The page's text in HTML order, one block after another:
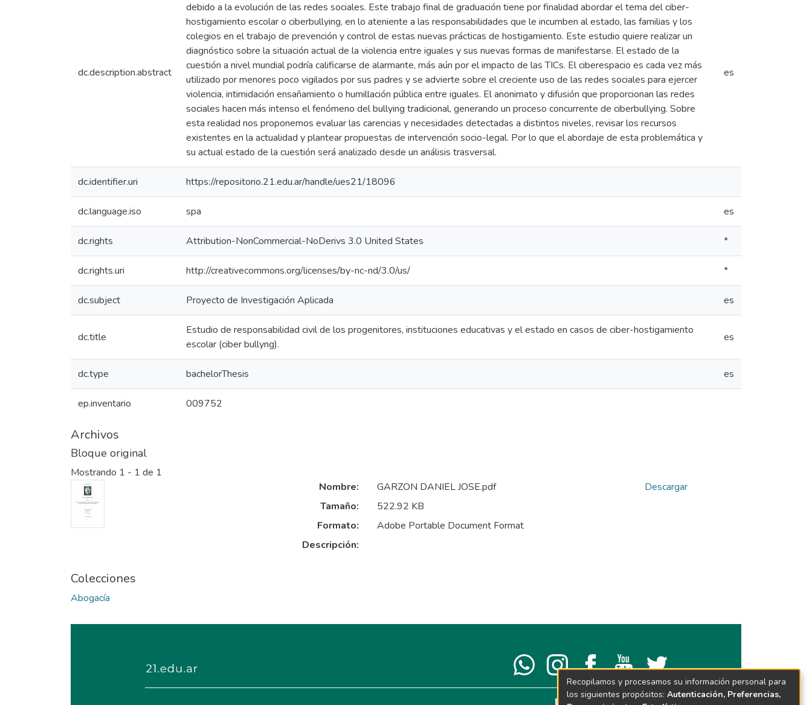
dc.description.abstract
debido a la evolución de las redes sociales. Este trabajo final de graduación tiene por finalidad abordar el tema del ciber-
hostigamiento escolar o ciberbullying, en lo ateniente a las responsabilidades que le incumben al estado, las familias y los
colegios en el trabajo de prevención y control de estas nuevas prácticas de hostigamiento. Este estudio quiere realizar un
diagnóstico sobre la situación actual de la violencia entre iguales y sus nuevas formas de manifestarse. El estado de la
cuestión a nivel mundial podría calificarse de alarmante, más aún por el impacto de las TICs. El ciberespacio es cada vez más
utilizado por menores poco vigilados por sus padres y se advierte sobre el creciente uso de las redes sociales para ejercer
violencia, intimidación ensañamiento o humillación pública entre iguales. El anonimato y difusión que proporcionan las redes
sociales hacen más intenso el fenómeno del bullying tradicional, generando un proceso concurrente de ciberbullying. Sobre
esta realidad nos proponemos evaluar las carencias y necesidades detectadas a distintos niveles, revisar los recursos
existentes en la actualidad y plantear propuestas de intervención socio-legal. Por lo que el abordaje de esta problemática y
su actual estado de la cuestión será analizado desde un análisis trasversal.
es
dc.identifier.uri https://repositorio.21.edu.ar/handle/ues21/18096
dc.language.iso spa es
dc.rights Attribution-NonCommercial-NoDerivs 3.0 United States *
dc.rights.uri http://creativecommons.org/licenses/by-nc-nd/3.0/us/ *
dc.subject Proyecto de Investigación Aplicada es
dc.title
Estudio de responsabilidad civil de los progenitores, instituciones educativas y el estado en casos de ciber-hostigamiento
escolar (ciber bullyng).
es
dc.type bachelorThesis es
ep.inventario 009752
Archivos
Bloque original
Mostrando 1 - 1 de 1
Nombre:
GARZON DANIEL JOSE.pdf
Tamaño:
522.92 KB
Formato:
Adobe Portable Document Format
Descripción:
Descargar
Colecciones
Abogacía
Recopilamos y procesamos su información personal para
los siguientes propósitos: Autenticación, Preferencias,